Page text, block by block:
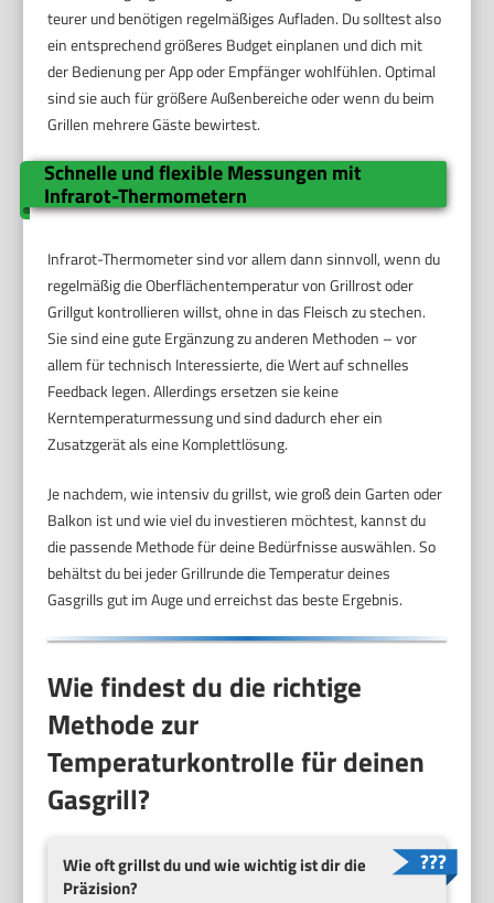
teurer und benötigen regelmäßiges Aufladen. Du solltest also
ein entsprechend größeres Budget einplanen und dich mit
der Bedienung per App oder Empfänger wohlfühlen. Optimal
sind sie auch für größere Außenbereiche oder wenn du beim
Grillen mehrere Gäste bewirtest.
Schnelle und flexible Messungen mit
Infrarot-Thermometern
Infrarot-Thermometer sind vor allem dann sinnvoll, wenn du
regelmäßig die Oberflächentemperatur von Grillrost oder
Grillgut kontrollieren willst, ohne in das Fleisch zu stechen.
Sie sind eine gute Ergänzung zu anderen Methoden – vor
allem für technisch Interessierte, die Wert auf schnelles
Feedback legen. Allerdings ersetzen sie keine
Kerntemperaturmessung und sind dadurch eher ein
Zusatzgerät als eine Komplettlösung.
Je nachdem, wie intensiv du grillst, wie groß dein Garten oder
Balkon ist und wie viel du investieren möchtest, kannst du
die passende Methode für deine Bedürfnisse auswählen. So
behältst du bei jeder Grillrunde die Temperatur deines
Gasgrills gut im Auge und erreichst das beste Ergebnis.
Wie findest du die richtige
Methode zur
Temperaturkontrolle für deinen
Gasgrill?
Wie oft grillst du und wie wichtig ist dir die
Präzision?